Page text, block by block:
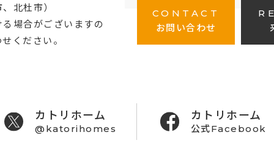
CONTACT
お問い合わせ
北杜市）
場合がございますの
ください。
カトリホーム
@katorihomes
カトリホーム
公式Facebook